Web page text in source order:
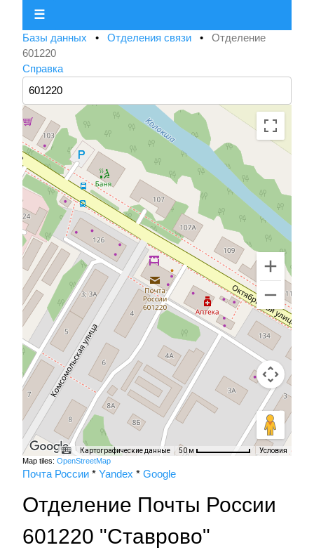
☰
Базы данных • Отделения связи • Отделение
601220
Справка
Картографические данные 50 м Условия
Map tiles: OpenStreetMap
Почта России * Yandex * Google
Отделение Почты России
601220 "Ставрово"